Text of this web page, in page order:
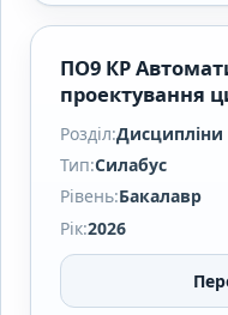
ПО9 КР
проектування
Розділ:Дисципліни
Тип:Силабус
Рівень:Бакалавр
Рік:2026